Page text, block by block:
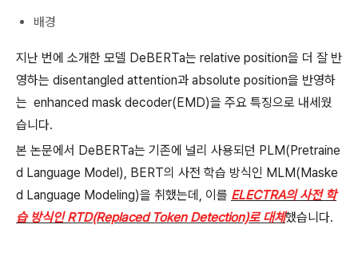
배경
지난 번에 소개한 모델 DeBERTa는 relative position을 더 잘 반
영하는 disentangled attention과 absolute position을 반영하
는 enhanced mask decoder(EMD)을 주요 특징으로 내세웠
습니다.
본 논문에서 DeBERTa는 기존에 널리 사용되던 PLM(Pretraine
d Language Model), BERT의 사전 학습 방식인 MLM(Maske
d Language Modeling)을 취했는데, 이를 ELECTRA의 사전 학
습 방식인 RTD(Replaced Token Detection)로 대체했습니다.